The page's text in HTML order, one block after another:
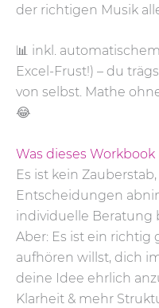
der richtigen Musik
📊 inkl.
Excel-Frust!) – du
von selbst. Mathe
😂
Was dieses
Es ist kein
Entscheidungen
individuelle Beratung
Aber: Es ist ein richtig
aufhören willst, dich
deine Idee ehrlich
Klarheit & mehr